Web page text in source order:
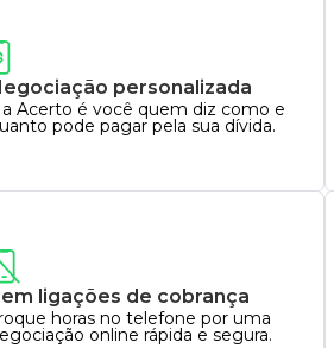
personalizada
Acerto é você quem diz como e
pode pagar pela sua dívida.
ligações de cobrança
horas no telefone por uma
online rápida e segura.